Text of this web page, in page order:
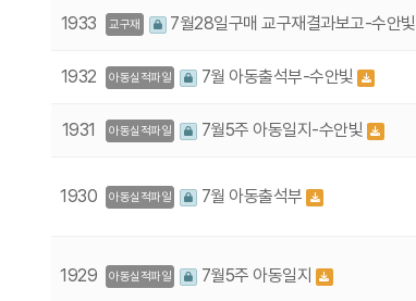
1933 교구재 7월28일구매 교구재결과보고-수안빛
1932 아동실적파일 7월 아동출석부-수안빛
1931 아동실적파일 7월5주 아동일지-수안빛
1930 아동실적파일 7월 아동출석부
1929 아동실적파일 7월5주 아동일지